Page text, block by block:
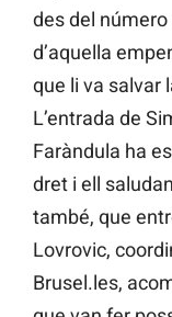
des del número
d’aquella
que li va salvar
L’entrada de
Faràndula ha
dret i ell
també, que
Lovrovic,
Brusel.les,